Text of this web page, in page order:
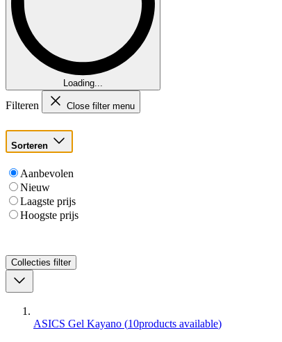
Loading...
Filteren Close filter menu
Sorteren
Aanbevolen
Nieuw
Laagste prijs
Hoogste prijs
Collecties filter
ASICS Gel Kayano (10products available)